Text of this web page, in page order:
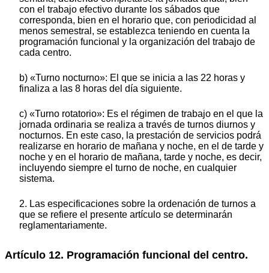
con el trabajo efectivo durante los sábados que
corresponda, bien en el horario que, con periodicidad al
menos semestral, se establezca teniendo en cuenta la
programación funcional y la organización del trabajo de
cada centro.
b) «Turno nocturno»: El que se inicia a las 22 horas y
finaliza a las 8 horas del día siguiente.
c) «Turno rotatorio»: Es el régimen de trabajo en el que la
jornada ordinaria se realiza a través de turnos diurnos y
nocturnos. En este caso, la prestación de servicios podrá
realizarse en horario de mañana y noche, en el de tarde y
noche y en el horario de mañana, tarde y noche, es decir,
incluyendo siempre el turno de noche, en cualquier
sistema.
2. Las especificaciones sobre la ordenación de turnos a
que se refiere el presente artículo se determinarán
reglamentariamente.
Artículo 12. Programación funcional del centro.